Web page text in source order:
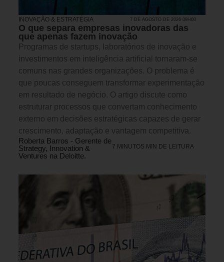
INOVAÇÃO & ESTRATÉGIA 7 DE AGOSTO DE 2026 09H00
O que separa empresas inovadoras das
que apenas fazem inovação
Programas de startups, laboratórios de inovação e
investimentos em inteligência artificial tornaram-se
comuns nas grandes organizações. O problema é
que poucas conseguem transformar experimentação
em resultado de negócio. O artigo discute como
estruturar processos que convertam conhecimento
externo em decisões estratégicas capazes de gerar
crescimento, adaptação e vantagem competitiva.
Roberta Barros - Gerente de
Strategy, Innovation &
Ventures na Deloitte.
7 MINUTOS MIN DE LEITURA